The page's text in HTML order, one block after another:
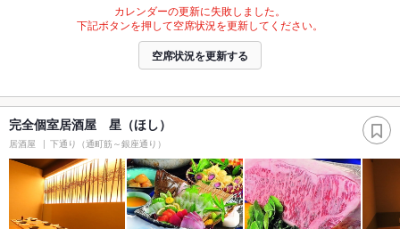
カレンダーの更新に失敗しました。
下記ボタンを押して空席状況を更新してください。
空席状況を更新する
完全個室居酒屋 星（ほし）
居酒屋 下通り（通町筋～銀座通り）